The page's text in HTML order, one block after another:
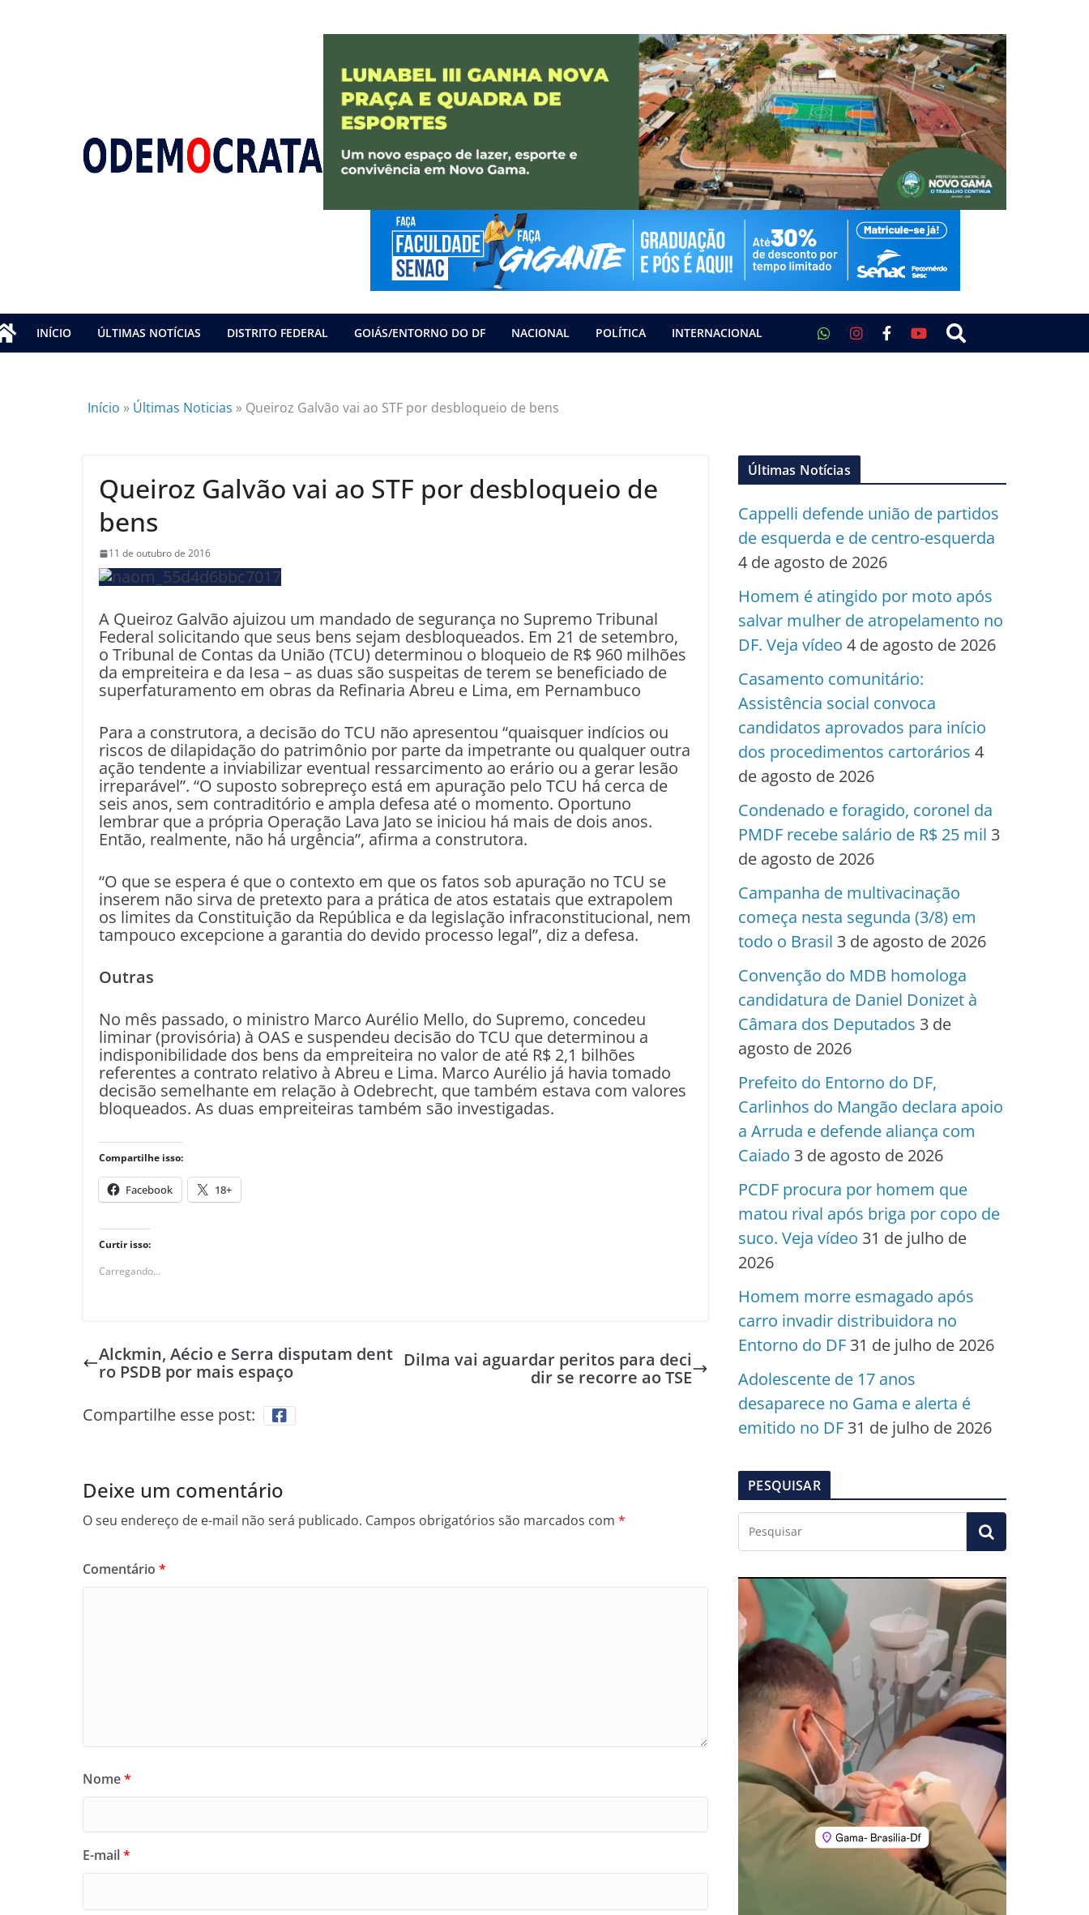
INÍCIO ÚLTIMAS NOTÍCIAS DISTRITO FEDERAL GOIÁS/ENTORNO DO DF NACIONAL POLÍTICA INTERNACIONAL
Início » Últimas Noticias » Queiroz Galvão vai ao STF por desbloqueio de bens
Queiroz Galvão vai ao STF por desbloqueio de
bens
11 de outubro de 2016
A Queiroz Galvão ajuizou um mandado de segurança no Supremo Tribunal
Federal solicitando que seus bens sejam desbloqueados. Em 21 de setembro,
o Tribunal de Contas da União (TCU) determinou o bloqueio de R$ 960 milhões
da empreiteira e da Iesa – as duas são suspeitas de terem se beneficiado de
superfaturamento em obras da Refinaria Abreu e Lima, em Pernambuco
Para a construtora, a decisão do TCU não apresentou “quaisquer indícios ou
riscos de dilapidação do patrimônio por parte da impetrante ou qualquer outra
ação tendente a inviabilizar eventual ressarcimento ao erário ou a gerar lesão
irreparável”. “O suposto sobrepreço está em apuração pelo TCU há cerca de
seis anos, sem contraditório e ampla defesa até o momento. Oportuno
lembrar que a própria Operação Lava Jato se iniciou há mais de dois anos.
Então, realmente, não há urgência”, afirma a construtora.
“O que se espera é que o contexto em que os fatos sob apuração no TCU se
inserem não sirva de pretexto para a prática de atos estatais que extrapolem
os limites da Constituição da República e da legislação infraconstitucional, nem
tampouco excepcione a garantia do devido processo legal”, diz a defesa.
Outras
No mês passado, o ministro Marco Aurélio Mello, do Supremo, concedeu
liminar (provisória) à OAS e suspendeu decisão do TCU que determinou a
indisponibilidade dos bens da empreiteira no valor de até R$ 2,1 bilhões
referentes a contrato relativo à Abreu e Lima. Marco Aurélio já havia tomado
decisão semelhante em relação à Odebrecht, que também estava com valores
bloqueados. As duas empreiteiras também são investigadas.
Compartilhe isso:
Facebook 18+
Curtir isso:
Carregando...
Alckmin, Aécio e Serra disputam dent
ro PSDB por mais espaço
Dilma vai aguardar peritos para deci
dir se recorre ao TSE
Compartilhe esse post:
Deixe um comentário
O seu endereço de e-mail não será publicado. Campos obrigatórios são marcados com *
Comentário *
Nome*
E-mail*
Últimas Notícias
Cappelli defende união de partidos
de esquerda e de centro-esquerda
4 de agosto de 2026
Homem é atingido por moto após
salvar mulher de atropelamento no
DF. Veja vídeo 4 de agosto de 2026
Casamento comunitário:
Assistência social convoca
candidatos aprovados para início
dos procedimentos cartorários 4
de agosto de 2026
Condenado e foragido, coronel da
PMDF recebe salário de R$ 25 mil 3
de agosto de 2026
Campanha de multivacinação
começa nesta segunda (3/8) em
todo o Brasil 3 de agosto de 2026
Convenção do MDB homologa
candidatura de Daniel Donizet à
Câmara dos Deputados 3 de
agosto de 2026
Prefeito do Entorno do DF,
Carlinhos do Mangão declara apoio
a Arruda e defende aliança com
Caiado 3 de agosto de 2026
PCDF procura por homem que
matou rival após briga por copo de
suco. Veja vídeo 31 de julho de
2026
Homem morre esmagado após
carro invadir distribuidora no
Entorno do DF 31 de julho de 2026
Adolescente de 17 anos
desaparece no Gama e alerta é
emitido no DF 31 de julho de 2026
PESQUISAR